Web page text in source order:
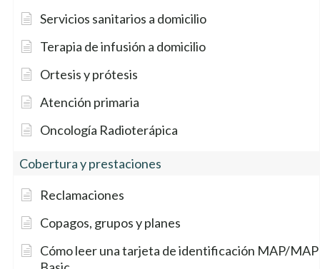
Servicios sanitarios a domicilio
Terapia de infusión a domicilio
Ortesis y prótesis
Atención primaria
Oncología Radioterápica
Cobertura y prestaciones
Reclamaciones
Copagos, grupos y planes
Cómo leer una tarjeta de identificación MAP/MAP